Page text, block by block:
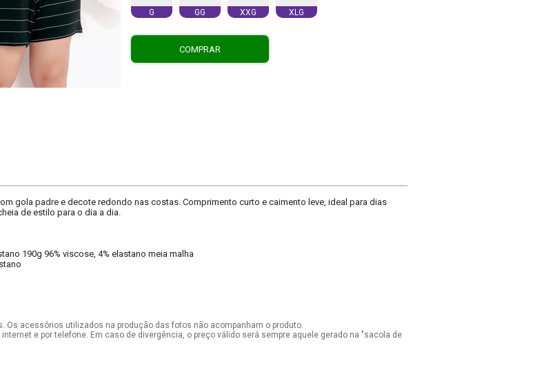
G GG XXG XLG
COMPRAR
gola padre e decote redondo nas costas. Comprimento curto e caimento leve, ideal para dias
de estilo para o dia a dia.
190g 96% viscose, 4% elastano meia malha
Os acessórios utilizados na produção das fotos não acompanham o produto.
e por telefone. Em caso de divergência, o preço válido será sempre aquele gerado na "sacola de